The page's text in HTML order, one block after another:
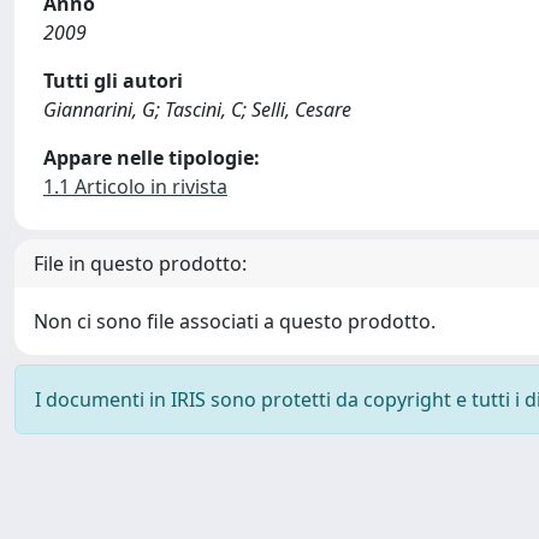
2009
Tutti gli autori
Giannarini, G; Tascini, C; Selli, Cesare
Appare nelle tipologie:
1.1 Articolo in rivista
File in questo prodotto:
Non ci sono file associati a questo prodotto.
I documenti in IRIS sono protetti da copyright e tutti i